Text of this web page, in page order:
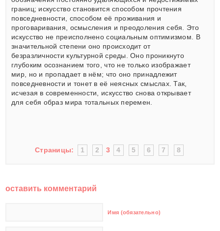
границ; искусство становится способом прочтения
повседневности, способом её проживания и
проговаривания, осмысления и преодоления себя. Это
искусство не преисполнено социальным оптимизмом. В
значительной степени оно происходит от
безразличности культурной среды. Оно проникнуто
глубоким осознанием того, что не только изображает
мир, но и пропадает в нём; что оно принадлежит
повседневности и тонет в её неясных смыслах. Так,
исчезая в современности, искусство снова открывает
для себя образ мира тотальных перемен.
Страницы: 1 2 3 4 5 6 7 8
оставить комментарий
Имя (обязательно)